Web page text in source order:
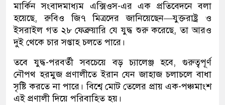
মার্কিন সংবাদমাধ্যম এক্সিওস-এর এক প্রতিবেদনে বলা
হয়েছে, রুবিও জি৭ মিত্রদের জানিয়েছেন—যুক্তরাষ্ট্র ও
ইসরাইল গত ২৮ ফেব্রুয়ারি যে যুদ্ধ শুরু করেছে, তা আরও
দুই থেকে চার সপ্তাহ চলতে পারে।
তবে যুদ্ধ-পরবর্তী সবচেয়ে বড় চ্যালেঞ্জ হবে, গুরুত্বপূর্ণ
নৌপথ হরমুজ প্রণালীতে ইরান যেন জাহাজ চলাচলে বাধা
সৃষ্টি করতে না পারে। বিশ্বে মোট তেলের প্রায় এক-পঞ্চমাংশ
এই প্রণালী দিয়ে পরিবাহিত হয়।